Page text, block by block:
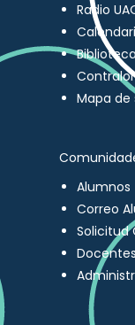
Radio
Mapa de
Alumnos
Correo
Solicitud
Docentes